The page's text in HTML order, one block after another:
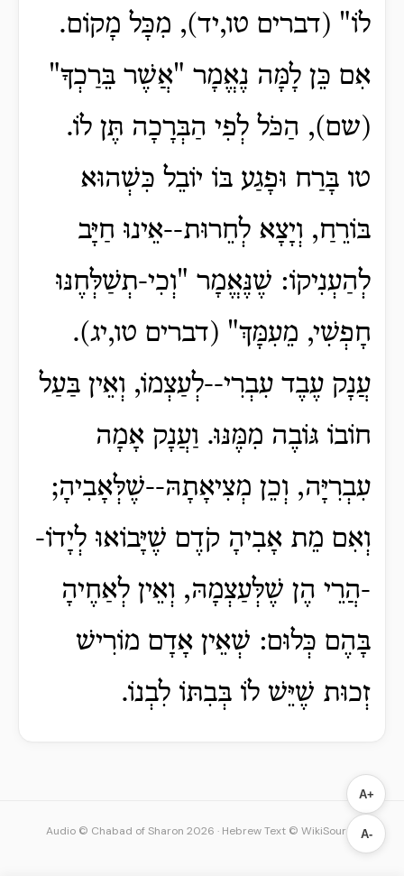
לוֹ" (דברים טו,יד), מִכָּל מָקוֹם.
אִם כֵּן לָמָּה נֶאֱמָר "אֲשֶׁר בֵּרַכְךָ"
(שם), הַכֹּל לְפִי הַבְּרָכָה תֶּן לוֹ.
טו בָּרַח וּפָגַע בּוֹ יוֹבֵל כִּשְׁהוּא
בּוֹרֵחַ, וְיָצָא לְחֵרוּת--אֵינוּ חַיָּב
לְהַעְנִיקוֹ: שֶׁנֶּאֱמָר "וְכִי-תְשַׁלְּחֶנּוּ
חָפְשִׁי, מֵעִמָּךְ" (דברים טו,יג).
עֲנָק עֶבֶד עִבְרִי--לְעַצְמוֹ, וְאֵין בַּעַל
חוֹבוֹ גּוֹבֶה מִמֶּנּוּ. וַעֲנָק אָמָה
עִבְרִיָּה, וְכֵן מְצִיאָתָהּ--שֶׁלְּאָבִיהָ;
וְאִם מֵת אָבִיהָ קֹדֶם שֶׁיָּבוֹאוּ לְיָדוֹ-
-הֲרֵי הֶן שֶׁלְּעַצְמָהּ, וְאֵין לְאַחֶיהָ
בָּהֶם כְּלוּם: שְׁאֵין אָדָם מוֹרִישׁ
זְכוּת שֶׁיֵּשׁ לוֹ בְּבִתּוֹ לִבְנוֹ.
A+
A-
Audio © Chabad of Sharon 2026 · Hebrew Text © WikiSource